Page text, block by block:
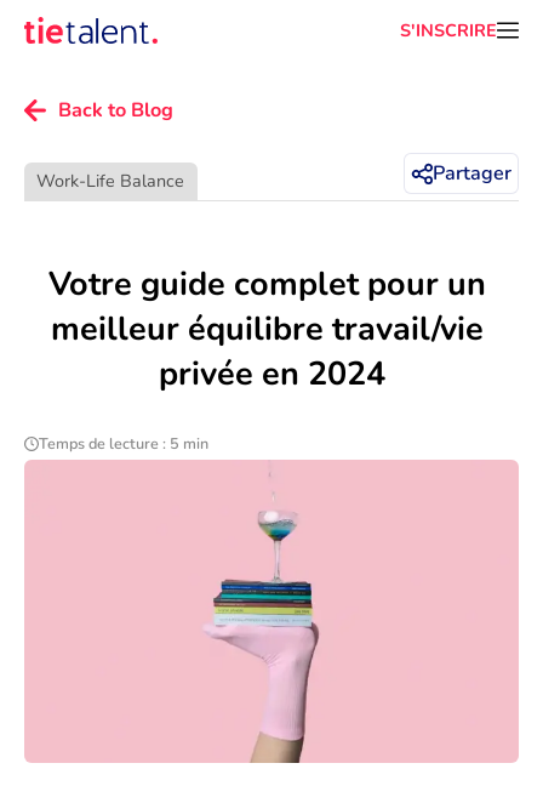
S'INSCRIRE
Back to Blog
Partager
Work-Life Balance
Votre guide complet pour un
meilleur équilibre travail/vie
privée en 2024
Temps de lecture : 5 min